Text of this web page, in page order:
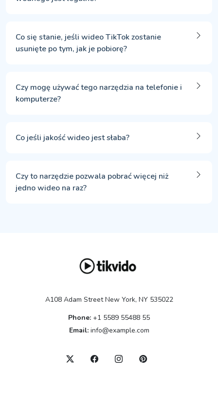
Co się stanie, jeśli wideo TikTok zostanie
usunięte po tym, jak je pobiorę?
Czy mogę używać tego narzędzia na telefonie i
komputerze?
Co jeśli jakość wideo jest słaba?
Czy to narzędzie pozwala pobrać więcej niż
jedno wideo na raz?
A108 Adam Street New York, NY 535022
Phone: +1 5589 55488 55
Email: info@example.com